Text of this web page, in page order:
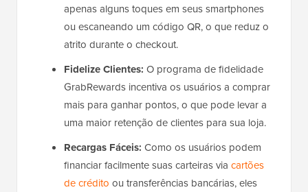
apenas alguns toques em seus smartphones
ou escaneando um código QR, o que reduz o
atrito durante o checkout.
Fidelize Clientes: O programa de fidelidade
GrabRewards incentiva os usuários a comprar
mais para ganhar pontos, o que pode levar a
uma maior retenção de clientes para sua loja.
Recargas Fáceis: Como os usuários podem
financiar facilmente suas carteiras via cartões
de crédito ou transferências bancárias, eles